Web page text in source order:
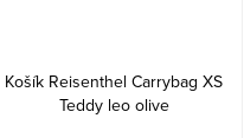
Košík Reisenthel Carrybag XS
Teddy leo olive